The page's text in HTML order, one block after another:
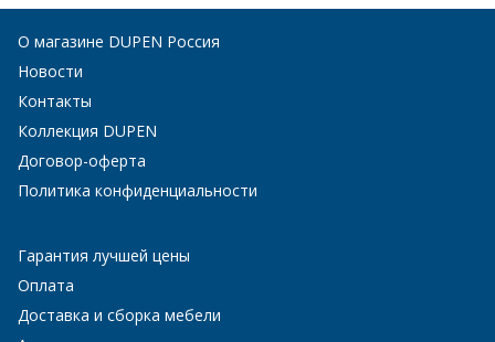
О магазине DUPEN Россия
Новости
Контакты
Коллекция DUPEN
Договор-оферта
Политика конфиденциальности
Гарантия лучшей цены
Оплата
Доставка и сборка мебели